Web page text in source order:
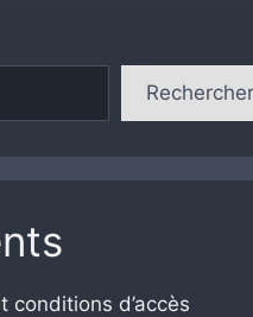
Rechercher
conditions d’accès